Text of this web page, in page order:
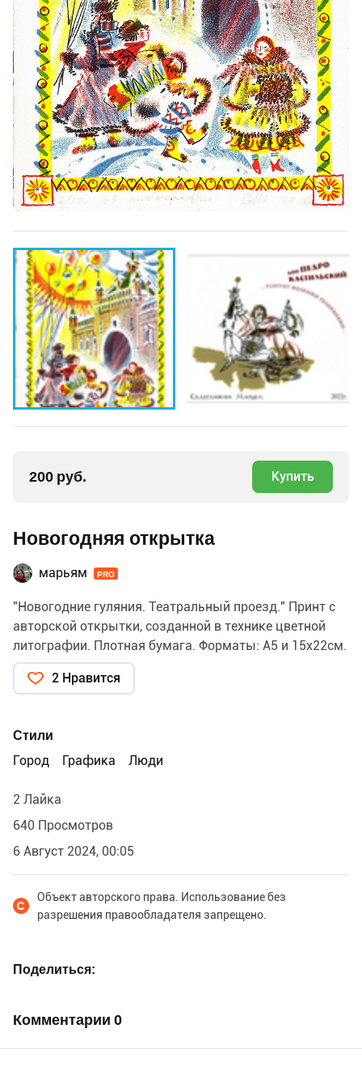
200 руб. Купить
Новогодняя открытка
марьям PRO
"Новогодние гуляния. Театральный проезд." Принт с
авторской открытки, созданной в технике цветной
литографии. Плотная бумага. Форматы: А5 и 15х22см.
2 Нравится
Стили
Город
Графика Люди
2 Лайка
640 Просмотров
6 Август 2024, 00:05
Объект авторского права. Использование без
разрешения правообладателя запрещено.
Поделиться
Комментарии 0